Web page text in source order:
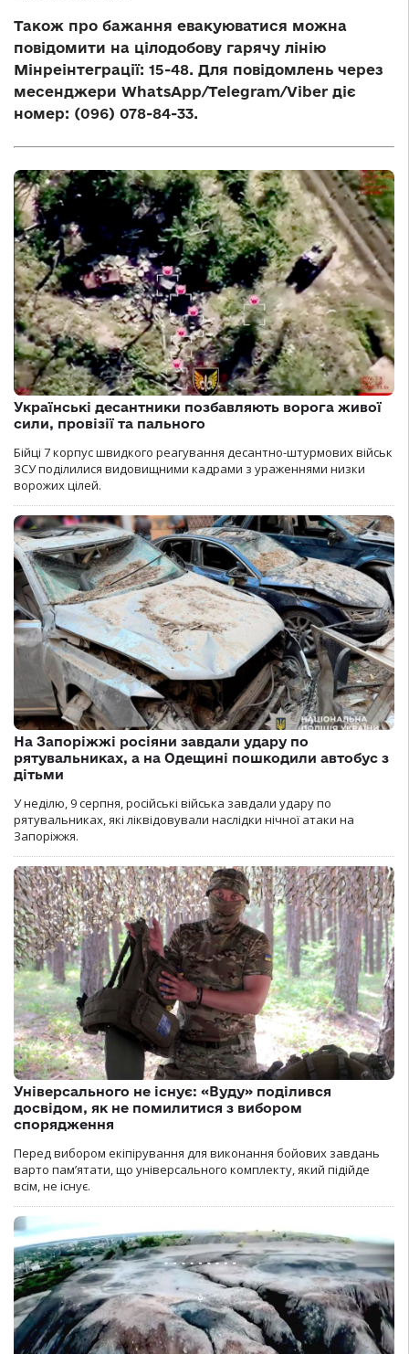
Також про бажання евакуюватися можна
повідомити на цілодобову гарячу лінію
Мінреінтеграції: 15-48. Для повідомлень через
месенджери WhatsApp/Telegram/Viber діє
номер: (096) 078-84-33.
Українські десантники позбавляють ворога живої
сили, провізії та пального
Бійці 7 корпус швидкого реагування десантно-штурмових військ
ЗСУ поділилися видовищними кадрами з ураженнями низки
ворожих цілей.
На Запоріжжі росіяни завдали удару по
рятувальниках, а на Одещині пошкодили автобус з
дітьми
У неділю, 9 серпня, російські війська завдали удару по
рятувальниках, які ліквідовували наслідки нічної атаки на
Запоріжжя.
Універсального не існує: «Вуду» поділився
досвідом, як не помилитися з вибором
спорядження
Перед вибором екіпірування для виконання бойових завдань
варто пам’ятати, що універсального комплекту, який підійде
всім, не існує.